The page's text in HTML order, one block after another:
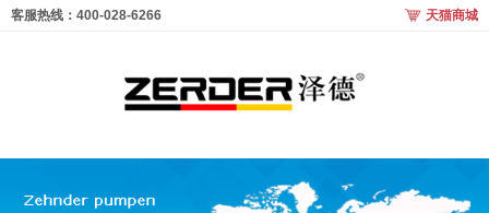
客服热线：400-028-6266 天猫商城